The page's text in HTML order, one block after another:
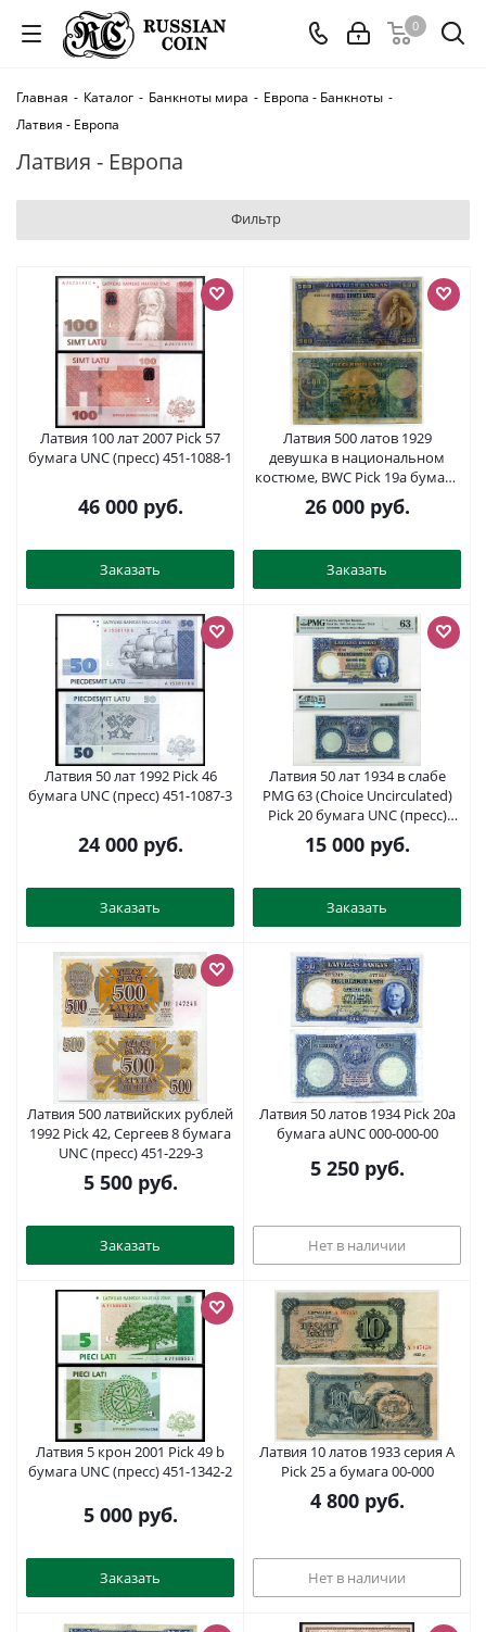
0
Главная - Каталог - Банкноты мира - Европа - Банкноты -
Латвия - Европа
Латвия - Европа
Фильтр
Латвия 100 лат 2007 Pick 57
бумага UNC (пресс) 451-1088-1
46 000руб.
Заказать
Латвия 500 латов 1929
девушка в национальном
костюме, BWC Pick 19a бумага
451-389-1
26 000руб.
Заказать
Латвия 50 лат 1992 Pick 46
бумага UNC (пресс) 451-1087-3
24 000руб.
Заказать
Латвия 50 лат 1934 в слабе
PMG 63 (Choice Uncirculated)
Pick 20 бумага UNC (пресс)
452-2-68
15 000руб.
Заказать
Латвия 500 латвийских рублей
1992 Pick 42, Сергеев 8 бумага
UNC (пресс) 451-229-3
5 500руб.
Заказать
Латвия 50 латов 1934 Pick 20а
бумага aUNC 000-000-00
5 250руб.
Нет в наличии
Латвия 5 крон 2001 Pick 49 b
бумага UNC (пресс) 451-1342-2
5 000руб.
Заказать
Латвия 10 латов 1933 серия A
Pick 25 a бумага 00-000
4 800руб.
Нет в наличии